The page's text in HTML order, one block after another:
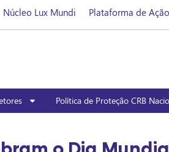
Núcleo Lux Mundi Plataforma de
Política de Proteção CRB